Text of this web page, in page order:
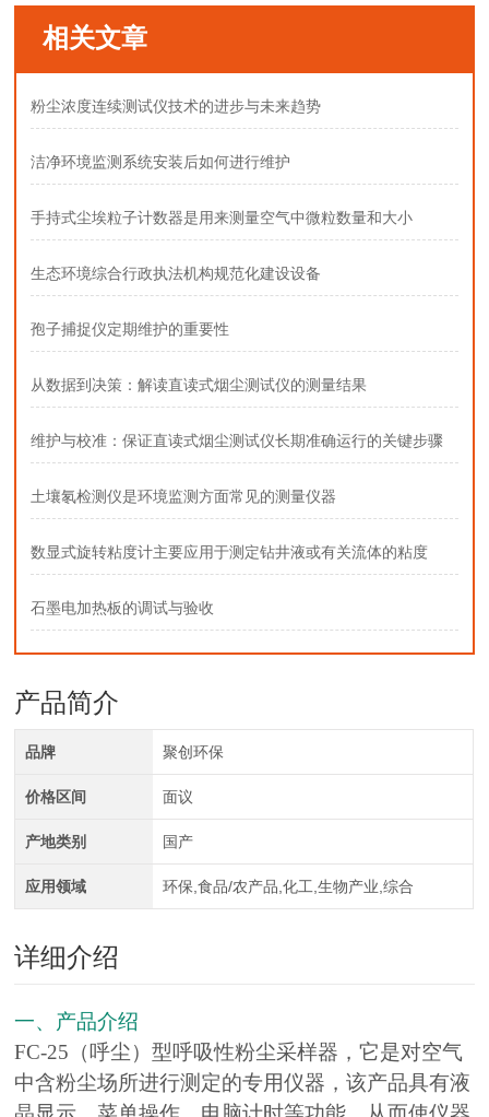
相关文章
粉尘浓度连续测试仪技术的进步与未来趋势
洁净环境监测系统安装后如何进行维护
手持式尘埃粒子计数器是用来测量空气中微粒数量和大小
生态环境综合行政执法机构规范化建设设备
孢子捕捉仪定期维护的重要性
从数据到决策：解读直读式烟尘测试仪的测量结果
维护与校准：保证直读式烟尘测试仪长期准确运行的关键步骤
土壤氡检测仪是环境监测方面常见的测量仪器
数显式旋转粘度计主要应用于测定钻井液或有关流体的粘度
石墨电加热板的调试与验收
产品简介
品牌 聚创环保
价格区间 面议
产地类别 国产
应用领域 环保,食品/农产品,化工,生物产业,综合
详细介绍
一、产品介绍
FC-25（呼尘）型呼吸性粉尘采样器，它是对空气
中含粉尘场所进行测定的专用仪器，该产品具有液